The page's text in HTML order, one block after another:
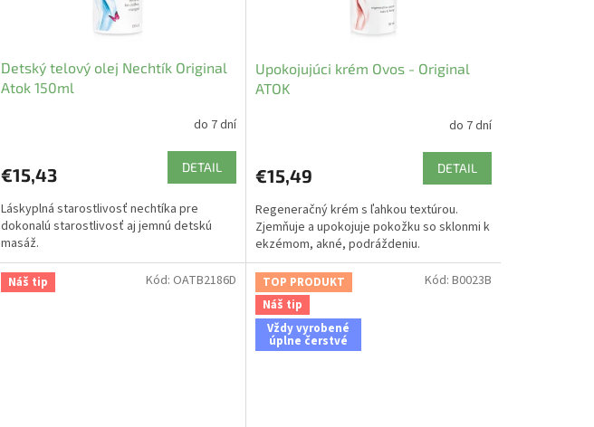
Detský telový olej Nechtík Original
Atok 150ml
do 7 dní
€15,43 DETAIL
Láskyplná starostlivosť nechtíka pre
dokonalú starostlivosť aj jemnú detskú
masáž.
Upokojujúci krém Ovos - Original
ATOK
do 7 dní
€15,49 DETAIL
Regeneračný krém s ľahkou textúrou.
Zjemňuje a upokojuje pokožku so sklonmi k
ekzémom, akné, podráždeniu.
Náš tip Kód: OATB2186D
TOP PRODUKT
Náš tip
Vždy vyrobené
úplne čerstvé
Kód: B0023B